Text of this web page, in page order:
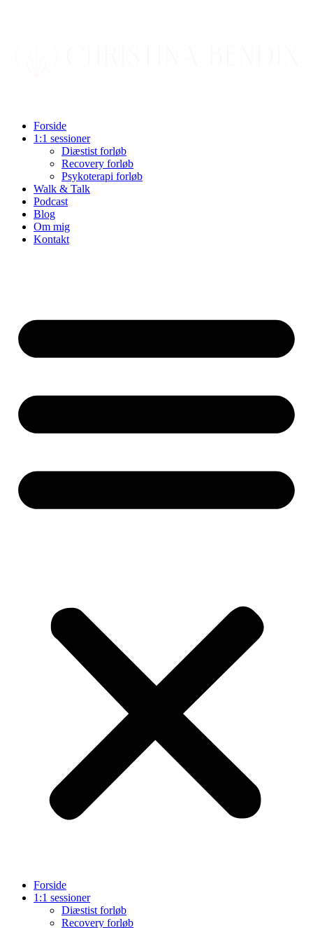
Forside
1:1 sessioner
Diæstist forløb
Recovery forløb
Psykoterapi forløb
Walk & Talk
Podcast
Blog
Om mig
Kontakt
Forside
1:1 sessioner
Diæstist forløb
Recovery forløb